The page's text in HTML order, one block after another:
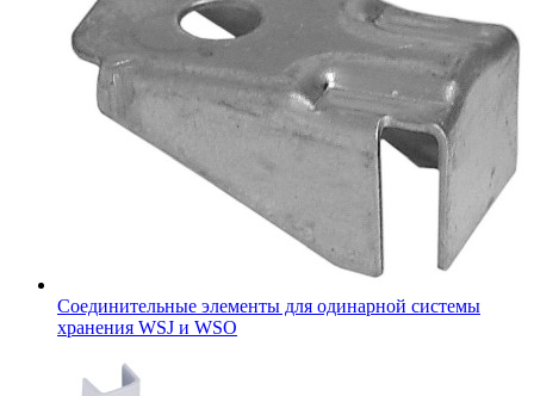
Соединительные элементы для одинарной системы
хранения WSJ и WSO